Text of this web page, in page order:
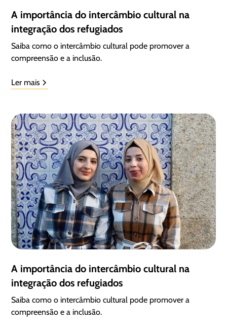
A importância do intercâmbio cultural na
integração dos refugiados
Saiba como o intercâmbio cultural pode promover a
compreensão e a inclusão.
Ler mais
A importância do intercâmbio cultural na
integração dos refugiados
Saiba como o intercâmbio cultural pode promover a
compreensão e a inclusão.